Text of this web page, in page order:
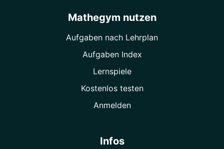
Mathegym nutzen
Aufgaben nach Lehrplan
Aufgaben Index
Lernspiele
Kostenlos testen
Anmelden
Infos